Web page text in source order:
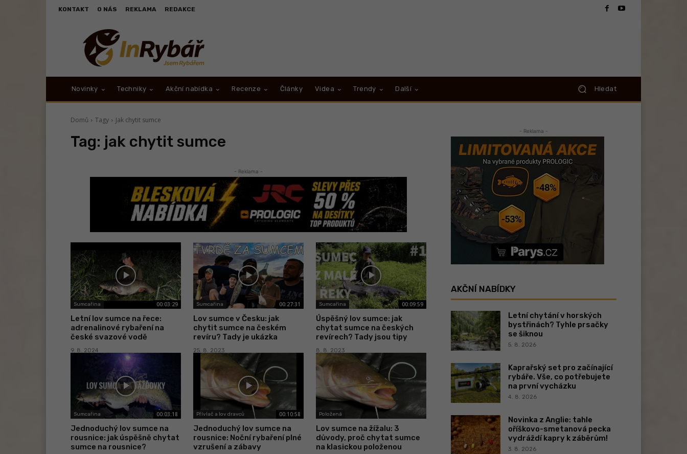
KONTAKT O NÁS REKLAMA REDAKCE
Novinky Techniky Akční nabídka Recenze Články Videa Trendy Další Hledat
Domů Tagy Jak chytit sumce
Tag: jak chytit sumce
- Reklama -
Sumcařina 00:03:29
Letní lov sumce na řece:
adrenalinové rybaření na
české svazové vodě
9. 8. 2024
Sumcařina 00:27:31
Lov sumce v Česku: jak
chytit sumce na českém
revíru? Tady je ukázka
25. 8. 2023
Sumcařina 00:09:59
Úspěšný lov sumce: jak
chytat sumce na českých
revírech? Tady jsou tipy
8. 8. 2023
Sumcařina 00:03:18
Jednoduchý lov sumce na
rousnice: jak úspěšně chytat
sumce na rousnice?
Přívlač a lov dravců 00:10:58
Jednoduchý lov sumce na
rousnice: Noční rybaření plné
vzrušení a zábavy
Položená
Lov sumce na žížalu: 3
důvody, proč chytat sumce
na klasickou položenou
- Reklama -
AKČNÍ NABÍDKY
Letní chytání v horských
bystřinách? Tyhle prsačky
se šiknou
5. 8. 2026
Kaprařský set pro začínající
rybáře. Vše, co potřebujete
na první vycházku
4. 8. 2026
Novinka z Anglie: tahle
oříškovo-smetanová pecka
vydráždí kapry k záběrům!
3. 8. 2026